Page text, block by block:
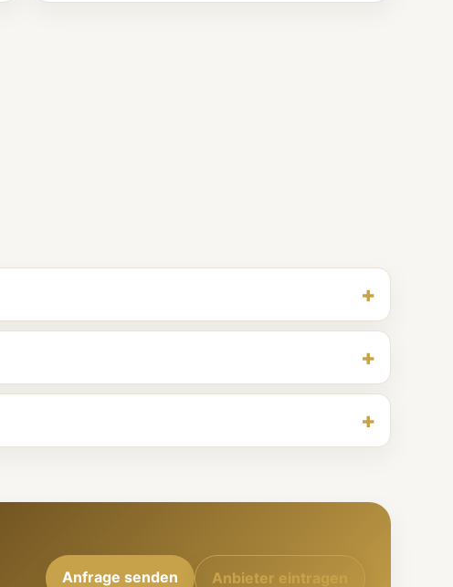
Anfrage senden Anbieter eintragen